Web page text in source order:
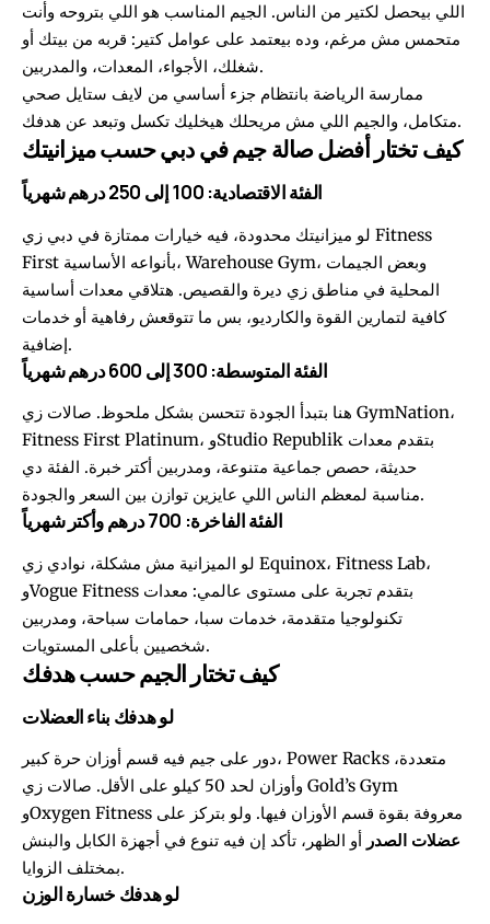
اللي بيحصل لكتير من الناس. الجيم المناسب هو اللي بتروحه وأنت
متحمس مش مرغم، وده بيعتمد على عوامل كتير: قربه من بيتك أو
شغلك، الأجواء، المعدات، والمدربين.
ممارسة الرياضة بانتظام جزء أساسي من لايف ستايل صحي
متكامل، والجيم اللي مش مريحلك هيخليك تكسل وتبعد عن هدفك.
كيف تختار أفضل صالة جيم في دبي حسب ميزانيتك
الفئة الاقتصادية: 100 إلى 250 درهم شهرياً
لو ميزانيتك محدودة، فيه خيارات ممتازة في دبي زي Fitness
First بأنواعه الأساسية، Warehouse Gym، وبعض الجيمات
المحلية في مناطق زي ديرة والقصيص. هتلاقي معدات أساسية
كافية لتمارين القوة والكارديو، بس ما تتوقعش رفاهية أو خدمات
إضافية.
الفئة المتوسطة: 300 إلى 600 درهم شهرياً
هنا بتبدأ الجودة تتحسن بشكل ملحوظ. صالات زي GymNation،
Fitness First Platinum، وStudio Republik بتقدم معدات
حديثة، حصص جماعية متنوعة، ومدربين أكتر خبرة. الفئة دي
مناسبة لمعظم الناس اللي عايزين توازن بين السعر والجودة.
الفئة الفاخرة: 700 درهم وأكتر شهرياً
لو الميزانية مش مشكلة، نوادي زي Equinox، Fitness Lab،
وVogue Fitness بتقدم تجربة على مستوى عالمي: معدات
تكنولوجيا متقدمة، خدمات سبا، حمامات سباحة، ومدربين
شخصيين بأعلى المستويات.
كيف تختار الجيم حسب هدفك
لو هدفك بناء العضلات
دور على جيم فيه قسم أوزان حرة كبير، Power Racks متعددة،
وأوزان لحد 50 كيلو على الأقل. صالات زي Gold’s Gym
وOxygen Fitness معروفة بقوة قسم الأوزان فيها. ولو بتركز على
عضلات الصدر أو الظهر، تأكد إن فيه تنوع في أجهزة الكابل والبنش
بمختلف الزوايا.
لو هدفك خسارة الوزن